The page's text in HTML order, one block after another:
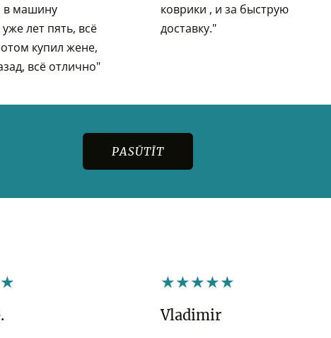
в машину
лет пять, всё
купил жене,
всё отлично"
коврики , и за быструю
доставку."
PASŪTĪT
★★★★★
Vladimir